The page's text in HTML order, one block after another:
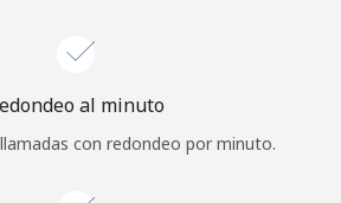
o
Continuar con
al minuto
con redondeo por minuto.